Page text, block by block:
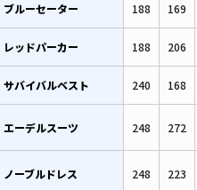
ブルーセーター
188 169
レッドパーカー
188 206
サバイバルベスト
240 168
エーデルスーツ 248 272
ノーブルドレス 248 223